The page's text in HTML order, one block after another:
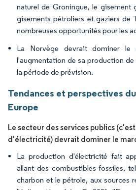
naturel de Groningue,le gisement
gisements pétroliers et gaziers de
nombreuses opportunités pour les
La Norvège devrait dominer le
l'augmentation de sa production de
la période de prévision.
Tendances et perspectives
Europe
Le secteur des services publics
d'électricité) devrait dominer le
La production d'électricité fait
allant des combustibles fossiles,
charbon et le pétrole, aux sources